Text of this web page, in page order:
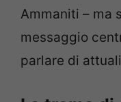
Ammaniti – ma
messaggio
parlare di